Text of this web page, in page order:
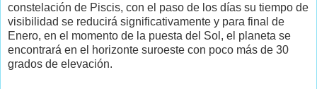
constelación de Piscis, con el paso de los días su tiempo de
visibilidad se reducirá significativamente y para final de
Enero, en el momento de la puesta del Sol, el planeta se
encontrará en el horizonte suroeste con poco más de 30
grados de elevación.